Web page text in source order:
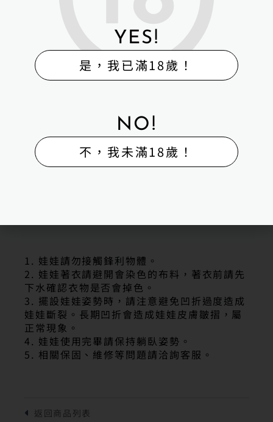
鐵藝其他商品
｜更多有關H-Box矽膠娃娃｜
▮FaceBook | H-Box矽膠娃娃
▮IG |H-BOX矽膠娃娃體驗出租販售館
▮五甲販售館｜高雄市鳳山區自強一路134號
▮台南體驗館｜台南市永康區鹽行路69巷1號
1. 娃娃請勿接觸鋒利物體。
2. 娃娃著衣請避開會染色的布料，著衣前請先
下水確認衣物是否會掉色。
3. 擺設娃娃姿勢時，請注意避免凹折過度造成
娃娃斷裂。長期凹折會造成娃娃皮膚皺摺，屬
正常現象。
4. 娃娃使用完畢請保持躺臥姿勢。
5. 相關保固、維修等問題請洽詢客服。
YES!
是，我已滿18歲！
NO!
不，我未滿18歲！